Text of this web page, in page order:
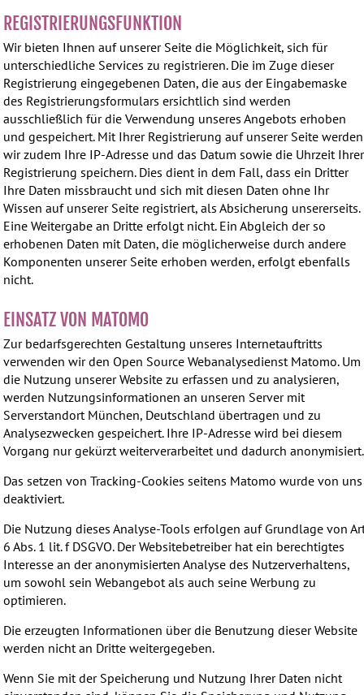
REGISTRIERUNGSFUNKTION
Wir bieten Ihnen auf unserer Seite die Möglichkeit, sich für
unterschiedliche Services zu registrieren. Die im Zuge dieser
Registrierung eingegebenen Daten, die aus der Eingabemaske
des Registrierungsformulars ersichtlich sind werden
ausschließlich für die Verwendung unseres Angebots erhoben
und gespeichert. Mit Ihrer Registrierung auf unserer Seite werden
wir zudem Ihre IP-Adresse und das Datum sowie die Uhrzeit Ihrer
Registrierung speichern. Dies dient in dem Fall, dass ein Dritter
Ihre Daten missbraucht und sich mit diesen Daten ohne Ihr
Wissen auf unserer Seite registriert, als Absicherung unsererseits.
Eine Weitergabe an Dritte erfolgt nicht. Ein Abgleich der so
erhobenen Daten mit Daten, die möglicherweise durch andere
Komponenten unserer Seite erhoben werden, erfolgt ebenfalls
nicht.
EINSATZ VON MATOMO
Zur bedarfsgerechten Gestaltung unseres Internetauftritts
verwenden wir den Open Source Webanalysedienst Matomo. Um
die Nutzung unserer Website zu erfassen und zu analysieren,
werden Nutzungsinformationen an unseren Server mit
Serverstandort München, Deutschland übertragen und zu
Analysezwecken gespeichert. Ihre IP-Adresse wird bei diesem
Vorgang nur gekürzt weiterverarbeitet und dadurch anonymisiert.
Das setzen von Tracking-Cookies seitens Matomo wurde von uns
deaktiviert.
Die Nutzung dieses Analyse-Tools erfolgen auf Grundlage von
6 Abs. 1 lit. f DSGVO. Der Websitebetreiber hat ein berechtigtes
Interesse an der anonymisierten Analyse des Nutzerverhaltens,
um sowohl sein Webangebot als auch seine Werbung zu
optimieren.
Die erzeugten Informationen über die Benutzung dieser Website
werden nicht an Dritte weitergegeben.
Wenn Sie mit der Speicherung und Nutzung Ihrer Daten nicht